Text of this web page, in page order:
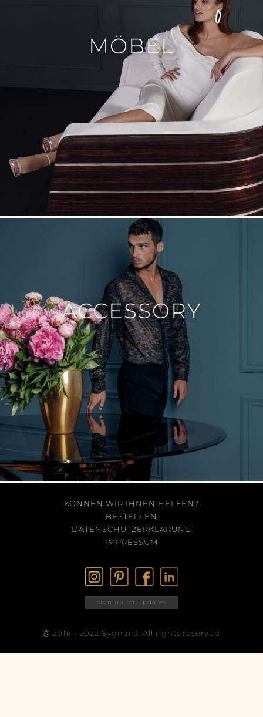
MÖBEL
ACCESSORY
KÖNNEN WIR IHNEN HELFEN?
BESTELLEN
DATENSCHUTZERKLÄRUNG
IMPRESSUM
sign up for updates
 2016 - 2022 Sygnard. All rights reserved